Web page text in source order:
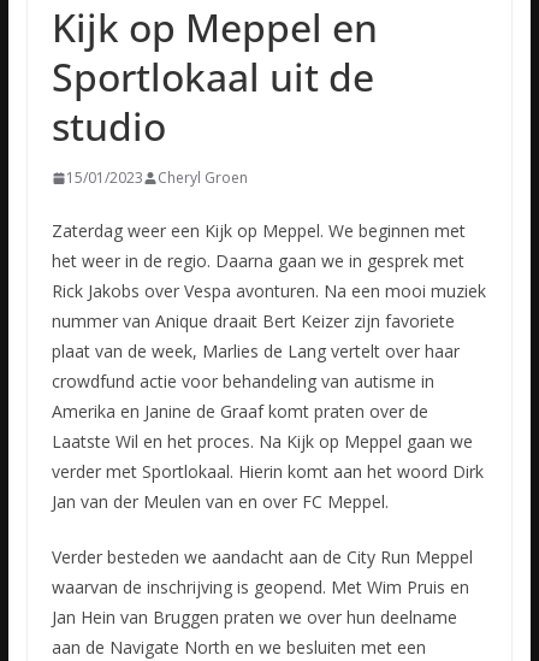
Kijk op Meppel en
Sportlokaal uit de
studio
15/01/2023 Cheryl Groen
Zaterdag weer een Kijk op Meppel. We beginnen met
het weer in de regio. Daarna gaan we in gesprek met
Rick Jakobs over Vespa avonturen. Na een mooi muziek
nummer van Anique draait Bert Keizer zijn favoriete
plaat van de week, Marlies de Lang vertelt over haar
crowdfund actie voor behandeling van autisme in
Amerika en Janine de Graaf komt praten over de
Laatste Wil en het proces. Na Kijk op Meppel gaan we
verder met Sportlokaal. Hierin komt aan het woord Dirk
Jan van der Meulen van en over FC Meppel.
Verder besteden we aandacht aan de City Run Meppel
waarvan de inschrijving is geopend. Met Wim Pruis en
Jan Hein van Bruggen praten we over hun deelname
aan de Navigate North en we besluiten met een